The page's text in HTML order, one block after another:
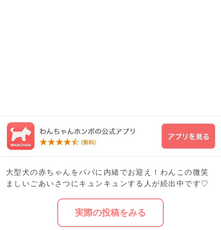
大型犬の赤ちゃんをパパに内緒でお迎え！わんこの微笑
ましいごあいさつにキュンキュンする人が続出中です♡
実際の投稿をみる